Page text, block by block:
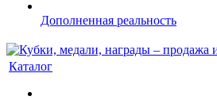
Дополненная реальность
Каталог